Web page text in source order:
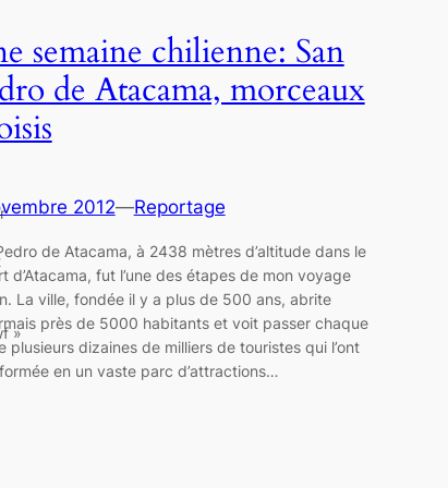
»
semaine chilienne: San
de Atacama, morceaux
2012—Reportage
de Atacama, à 2438 mètres d’altitude dans le
d’Atacama, fut l’une des étapes de mon voyage
La ville, fondée il y a plus de 500 ans, abrite
près de 5000 habitants et voit passer chaque
plusieurs dizaines de milliers de touristes qui l’ont
en un vaste parc d’attractions…